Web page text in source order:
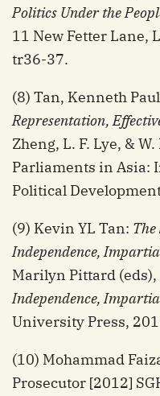
Politics Under the
11 New Fetter Lane,
tr36-37.
(8) Tan, Kenneth
Representation,
Zheng, L. F. Lye, &
Parliaments in Asia:
Political
(9) Kevin YL Tan:
Independence,
Marilyn Pittard
Independence,
University Press,
(10) Mohammad
Prosecutor [2012]